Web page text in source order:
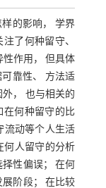
的影响， 学界
了何种留守、
性作用， 但具体
靠性、 方法适
， 也与相关的
在何种留守的比
流动等个人生活
何人留守的分析
性偏误； 在何
阶段； 在比较